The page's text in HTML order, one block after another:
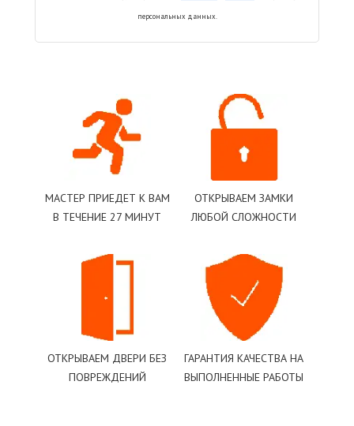
персональных данных.
МАСТЕР ПРИЕДЕТ К ВАМ
В ТЕЧЕНИЕ 27 МИНУТ
ОТКРЫВАЕМ ЗАМКИ
ЛЮБОЙ СЛОЖНОСТИ
ОТКРЫВАЕМ ДВЕРИ БЕЗ
ПОВРЕЖДЕНИЙ
ГАРАНТИЯ КАЧЕСТВА НА
ВЫПОЛНЕННЫЕ РАБОТЫ